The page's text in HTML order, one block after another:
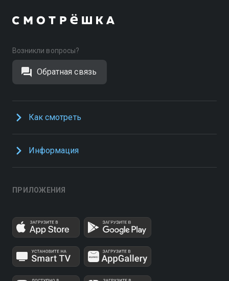
Возникли вопросы?
Обратная связь
Как смотреть
Информация
ПРИЛОЖЕНИЯ